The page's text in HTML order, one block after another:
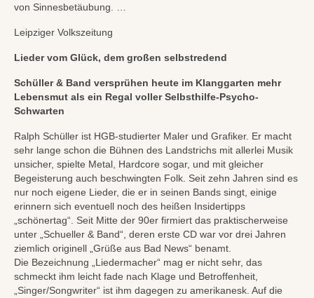
von Sinnesbetäubung. …
Leipziger Volkszeitung
Lieder vom Glück, dem großen selbstredend
Schüller & Band versprühen heute im Klanggarten mehr
Lebensmut als ein Regal voller Selbsthilfe-Psycho-
Schwarten
Ralph Schüller ist HGB-studierter Maler und Grafiker. Er macht
sehr lange schon die Bühnen des Landstrichs mit allerlei Musik
unsicher, spielte Metal, Hardcore sogar, und mit gleicher
Begeisterung auch beschwingten Folk. Seit zehn Jahren sind es
nur noch eigene Lieder, die er in seinen Bands singt, einige
erinnern sich eventuell noch des heißen Insidertipps
„schönertag“. Seit Mitte der 90er firmiert das praktischerweise
unter „Schueller & Band“, deren erste CD war vor drei Jahren
ziemlich originell „Grüße aus Bad News“ benamt.
Die Bezeichnung „Liedermacher“ mag er nicht sehr, das
schmeckt ihm leicht fade nach Klage und Betroffenheit,
„Singer/Songwriter“ ist ihm dagegen zu amerikanesk. Auf die